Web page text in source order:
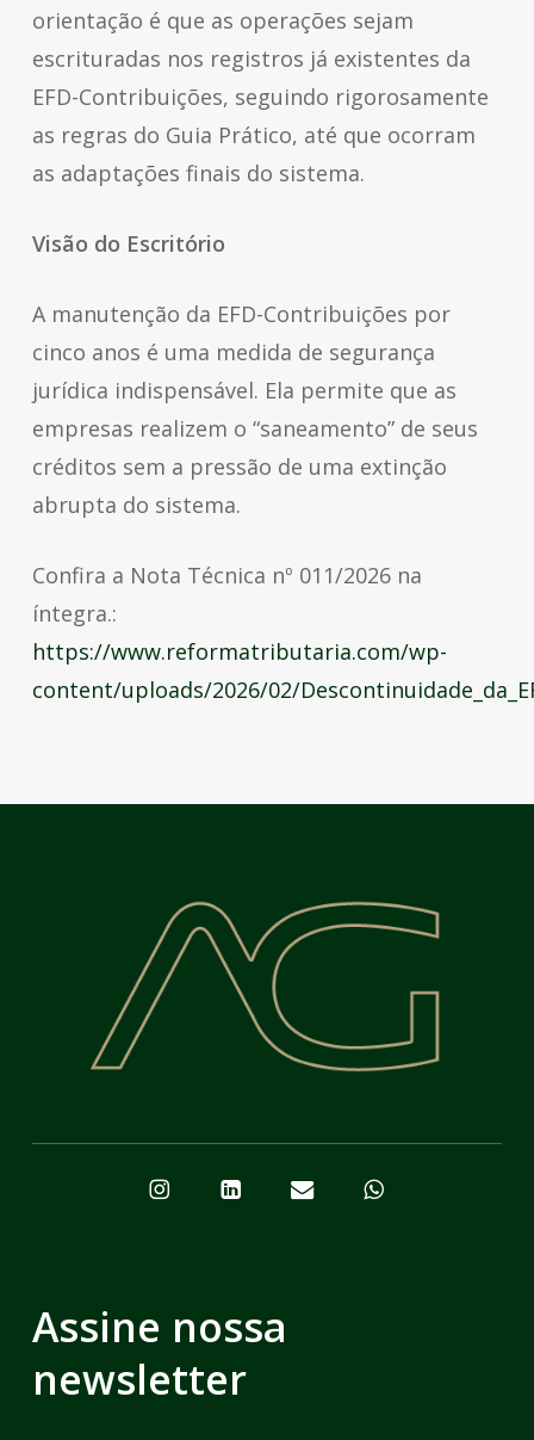
orientação é que as operações sejam
escrituradas nos registros já existentes da
EFD-Contribuições, seguindo rigorosamente
as regras do Guia Prático, até que ocorram
as adaptações finais do sistema.
Visão do Escritório
A manutenção da EFD-Contribuições por
cinco anos é uma medida de segurança
jurídica indispensável. Ela permite que as
empresas realizem o “saneamento” de seus
créditos sem a pressão de uma extinção
abrupta do sistema.
Confira a Nota Técnica nº 011/2026 na
íntegra.:
https://www.reformatributaria.com/wp-
content/uploads/2026/02/
Assine nossa
newsletter